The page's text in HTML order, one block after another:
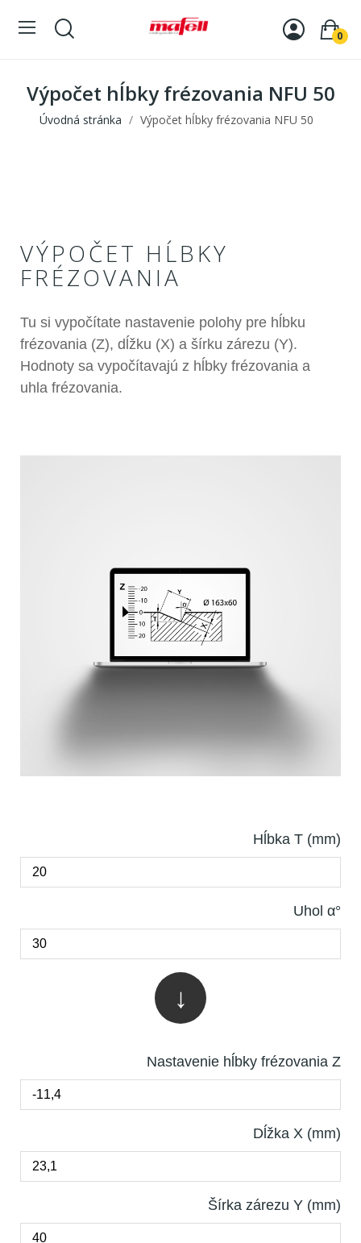
0
Výpočet hĺbky frézovania NFU 50
Úvodná stránka Výpočet hĺbky frézovania NFU 50
VÝPOČET HĹBKY
FRÉZOVANIA
Tu si vypočítate nastavenie polohy pre hĺbku
frézovania (Z), dĺžku (X) a šírku zárezu (Y).
Hodnoty sa vypočítavajú z hĺbky frézovania a
uhla frézovania.
Hĺbka T (mm)
Uhol α°
↓
Nastavenie hĺbky frézovania Z
Dĺžka X (mm)
Šírka zárezu Y (mm)